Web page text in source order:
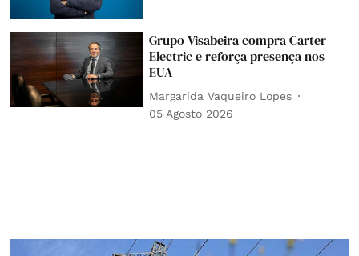
Grupo Visabeira compra Carter
Electric e reforça presença nos
EUA
Margarida Vaqueiro Lopes
05 Agosto 2026